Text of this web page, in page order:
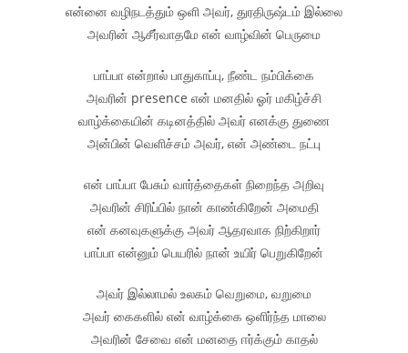
என்னை வழிநடத்தும் ஒளி அவர், துரதிருஷ்டம் இல்லை
அவரின் ஆசீர்வாதமே என் வாழ்வின் பெருமை
பாப்பா என்றால் பாதுகாப்பு, நீண்ட நம்பிக்கை
அவரின் presence என் மனதில் ஓர் மகிழ்ச்சி
வாழ்க்கையின் கடினத்தில் அவர் எனக்கு துணை
அன்பின் வெளிச்சம் அவர், என் அண்டை நட்பு
என் பாப்பா பேசும் வார்த்தைகள் நிறைந்த அறிவு
அவரின் சிரிப்பில் நான் காண்கிறேன் அமைதி
என் கனவுகளுக்கு அவர் ஆதரவாக நிற்கிறார்
பாப்பா என்னும் பெயரில் நான் உயிர் பெறுகிறேன்
அவர் இல்லாமல் உலகம் வெறுமை, வறுமை
அவர் கைகளில் என் வாழ்க்கை ஒளிர்ந்த மாலை
அவரின் சேவை என் மனதை ஈர்க்கும் காதல்